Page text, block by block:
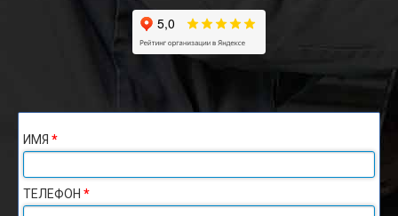
ИМЯ *
ТЕЛЕФОН *